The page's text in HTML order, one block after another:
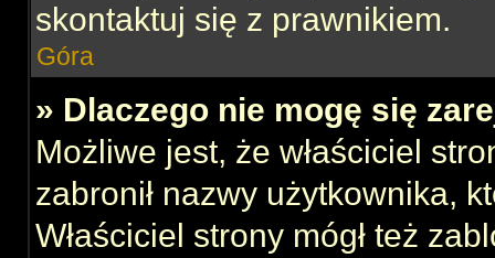
skontaktuj się z prawnikiem.
Góra
» Dlaczego nie mogę się
Możliwe jest, że właściciel
zabronił nazwy użytkownika,
Właściciel strony mógł też